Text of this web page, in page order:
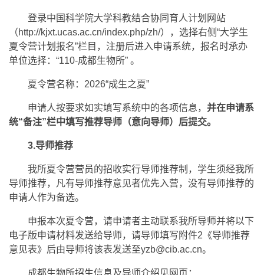
登录中国科学院大学科教结合协同育人计划网站
（http://kjxt.ucas.ac.cn/index.php/zh/），选择右侧“大学生
夏令营计划报名”栏目，注册后进入申请系统，报名时承办
单位选择：“110-成都生物所” 。
夏令营名称：2026“成生之夏”
申请人按要求如实填写系统中的各项信息， 并在申请系
统“备注”栏中填写推荐导师（意向导师）后提交。
3.导师推荐
我所夏令营营员的招收实行导师推荐制，学生须经我所
导师推荐，凡有导师推荐意见者优先入营，没有导师推荐的
申请人作为备选。
申报本次夏令营，请申请者主动联系我所导师并将以下
电子版申请材料发送给导师，请导师填写附件2《导师推荐
意见表》后由导师将该表发送至yzb@cib.ac.cn。
成都生物所招生信息及导师介绍见网页：